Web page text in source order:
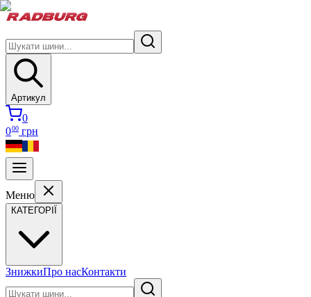
Артикул
0
000 грн
Меню
КАТЕГОРІЇ
ЗнижкиПро насКонтакти